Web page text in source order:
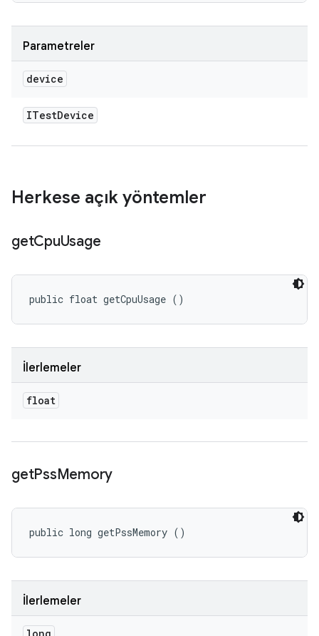
Parametreler
device
ITestDevice
Herkese açık yöntemler
getCpuUsage
public float getCpuUsage ()
İlerlemeler
float
getPssMemory
public long getPssMemory ()
İlerlemeler